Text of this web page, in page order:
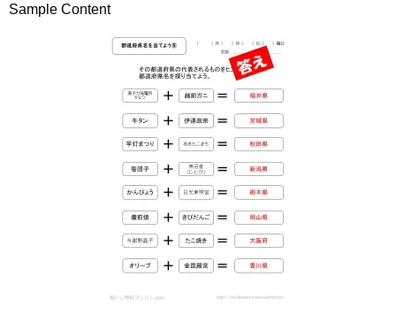
Sample Content